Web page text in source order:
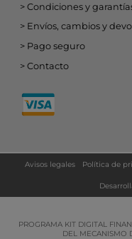
Condiciones y
Envíos, cambios y
Pago seguro
Contacto
Avisos legales Política de
PROGRAMA KIT DIGITAL
DEL MECANISMO